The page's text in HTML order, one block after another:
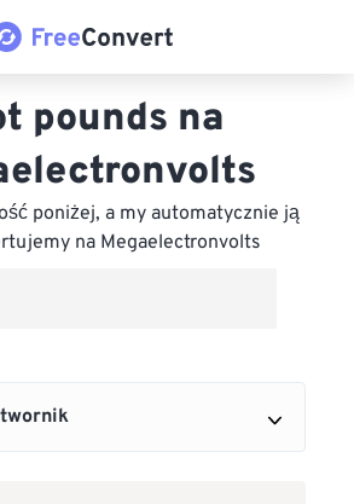
pounds na
poniżej, a my automatycznie ją
na Megaelectronvolts